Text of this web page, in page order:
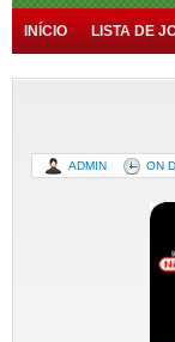
INÍCIO LISTA DE
TUTORIAIS
ADMIN ON